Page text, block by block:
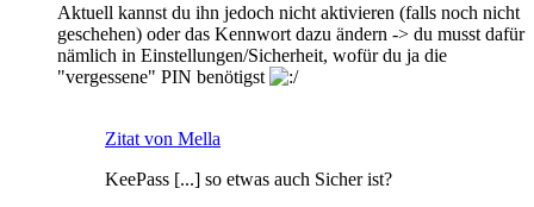
Aktuell kannst du ihn jedoch nicht aktivieren (falls noch nicht
geschehen) oder das Kennwort dazu ändern -> du musst dafür
nämlich in Einstellungen/Sicherheit, wofür du ja die
"vergessene" PIN benötigst
Zitat von Mella
KeePass [...] so etwas auch Sicher ist?